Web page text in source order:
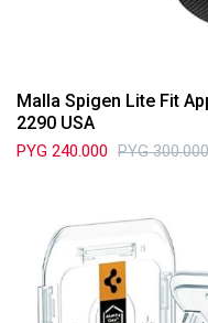
Malla Spigen Lite Fit
2290 USA
PYG 240.000 PYG 300.000